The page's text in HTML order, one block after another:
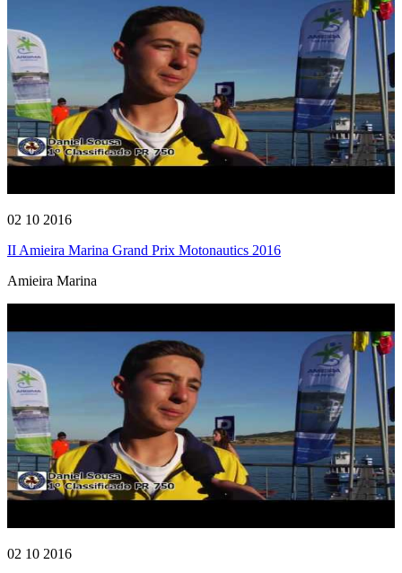
02 10 2016
II Amieira Marina Grand Prix Motonautics 2016
Amieira Marina
02 10 2016